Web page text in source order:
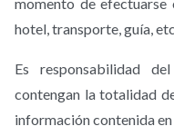
hotel, transporte, guía, etc.
Es responsabilidad
contengan la totalidad
información contenida en